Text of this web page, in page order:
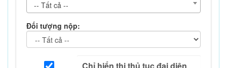
-- Tất cả --
Đối tượng nộp: